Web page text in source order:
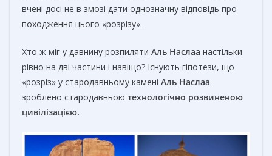
вчені досі не в змозі дати однозначну відповідь про
походження цього «розрізу».
Хто ж міг у давнину розпиляти Аль Наслаа настільки
рівно на дві частини і навіщо? Існують гіпотези, що
«розріз» у стародавньому камені Аль Наслаа
зроблено стародавньою технологічно розвиненою
цивілізацією.